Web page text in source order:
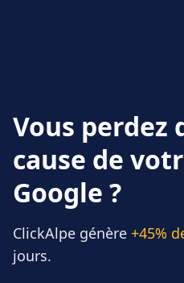
Vous perdez
cause de
Google ?
ClickAlpe génère +45%
jours.